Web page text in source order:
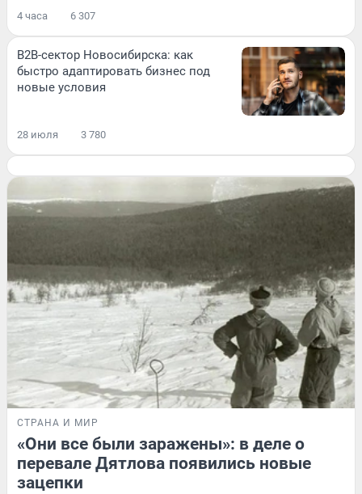
4 часа 6 307
B2B-сектор Новосибирска: как
быстро адаптировать бизнес под
новые условия
28 июля 3 780
СТРАНА И МИР
«Они все были заражены»: в деле о
перевале Дятлова появились новые
зацепки